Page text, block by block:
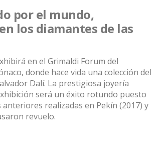
por el mundo,
los diamantes de las
en el Grimaldi Forum del
donde hace vida una colección del
Dalí. La prestigiosa joyería
será un éxito rotundo puesto
anteriores realizadas en Pekín (2017) y
revuelo.